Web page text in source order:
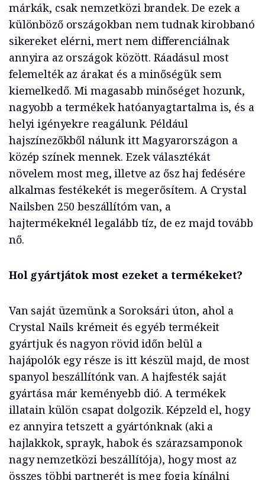
márkák, csak nemzetközi brandek. De ezek a
különböző országokban nem tudnak kirobbanó
sikereket elérni, mert nem differenciálnak
annyira az országok között. Ráadásul most
felemelték az árakat és a minőségük sem
kiemelkedő. Mi magasabb minőséget hozunk,
nagyobb a termékek hatóanyagtartalma is, és a
helyi igényekre reagálunk. Például
hajszínezőkből nálunk itt Magyarországon a
közép színek mennek. Ezek választékát
növelem most meg, illetve az ősz haj fedésére
alkalmas festékekét is megerősítem. A Crystal
Nailsben 250 beszállítóm van, a
hajtermékeknél legalább tíz, de ez majd tovább
nő.
Hol gyártjátok most ezeket a termékeket?
Van saját üzemünk a Soroksári úton, ahol a
Crystal Nails krémeit és egyéb termékeit
gyártjuk és nagyon rövid időn belül a
hajápolók egy része is itt készül majd, de most
spanyol beszállítónk van. A hajfesték saját
gyártása már keményebb dió. A termékek
illatain külön csapat dolgozik. Képzeld el, hogy
ez annyira tetszett a gyártónknak (aki a
hajlakkok, sprayk, habok és szárazsamponok
nagy nemzetközi beszállítója), hogy most az
összes többi partnerét is meg fogja kínálni